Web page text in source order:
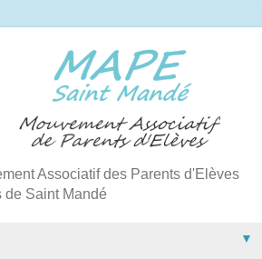
Associatif des Parents d'Elèves
Saint Mandé
▼